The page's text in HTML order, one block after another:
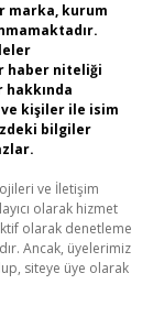
marka, kurum
haber niteliği
ve kişiler ile isim
bilgiler
ve İletişim
olarak hizmet
olarak denetleme
Ancak, üyelerimiz
siteye üye olarak